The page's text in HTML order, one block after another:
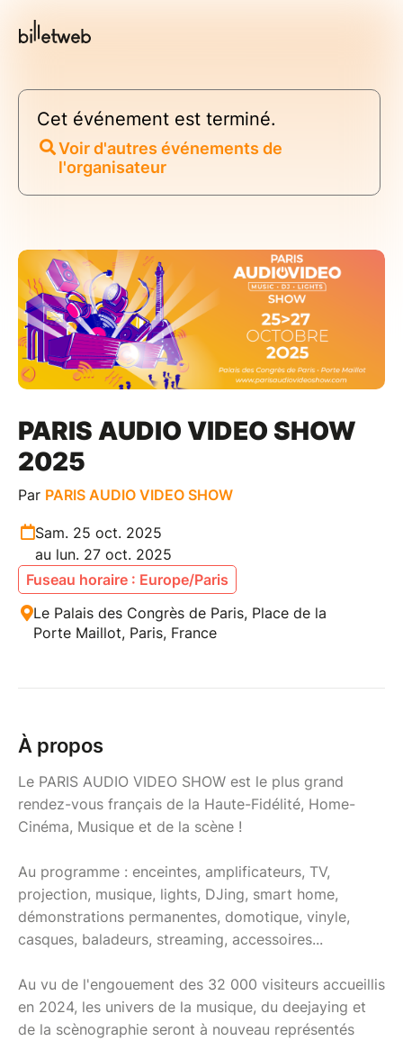
Cet événement est terminé.
Voir d'autres événements de
l'organisateur
PARIS AUDIO VIDEO SHOW
2025
Par PARIS AUDIO VIDEO SHOW
Sam. 25 oct. 2025
au lun. 27 oct. 2025
Fuseau horaire : Europe/Paris
Le Palais des Congrès de Paris, Place de la
Porte Maillot, Paris, France
À propos
Le PARIS AUDIO VIDEO SHOW est le plus grand
rendez-vous français de la Haute-Fidélité, Home-
Cinéma, Musique et de la scène !
Au programme : enceintes, amplificateurs, TV,
projection, musique, lights, DJing, smart home,
démonstrations permanentes, domotique, vinyle,
casques, baladeurs, streaming, accessoires...
Au vu de l'engouement des 32 000 visiteurs accueillis
en 2024, les univers de la musique, du deejaying et
de la scènographie seront à nouveau représentés